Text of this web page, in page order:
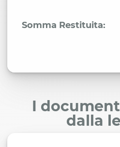
Somma Restituita:
I
dalla